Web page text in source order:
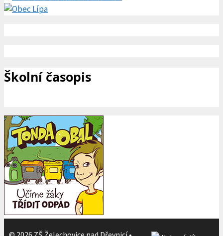
Školní časopis